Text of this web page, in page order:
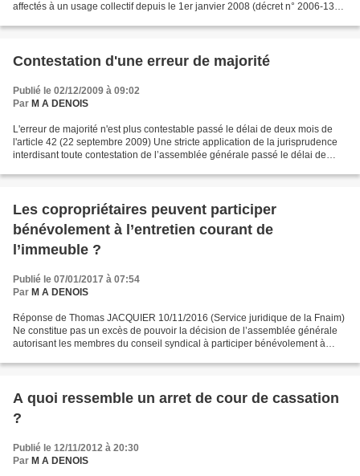
affectés à un usage collectif depuis le 1er janvier 2008 (décret n° 2006-1386
Contestation d'une erreur de majorité
Publié le 02/12/2009 à 09:02
Par M A DENOIS
L'erreur de majorité n'est plus contestable passé le délai de deux mois de
l'article 42 (22 septembre 2009) Une stricte application de la jurisprudence
interdisant toute contestation de l’assemblée générale passé le délai de
Les copropriétaires peuvent participer
bénévolement à l’entretien courant de
l’immeuble ?
Publié le 07/01/2017 à 07:54
Par M A DENOIS
Réponse de Thomas JACQUIER 10/11/2016 (Service juridique de la Fnaim)
Ne constitue pas un excès de pouvoir la décision de l’assemblée générale
autorisant les membres du conseil syndical à participer bénévolement à
A quoi ressemble un arret de cour de cassation
?
Publié le 12/11/2012 à 20:30
Par M A DENOIS